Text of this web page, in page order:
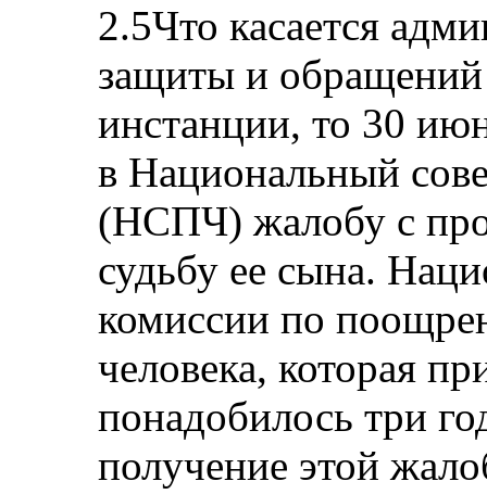
2.5Что касается
защиты и
инстанции, то 30
в Национальный
(НСПЧ) жалобу с
судьбу ее сына.
комиссии по
человека, которая
понадобилось три
получение этой